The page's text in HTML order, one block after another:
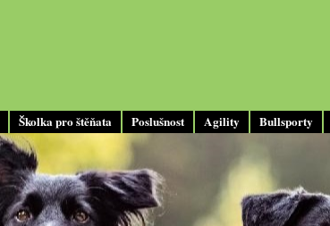
Školka pro štěňata Poslušnost Agility Bullsporty